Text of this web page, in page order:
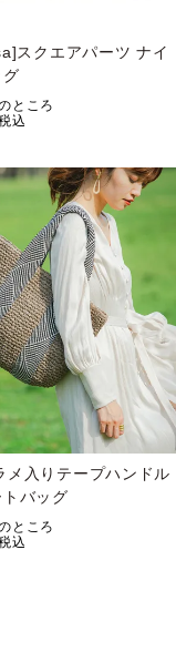
スクエアパーツ ナイ
グ
ところ
込
メ入りテープハンドル
バッグ
ところ
込